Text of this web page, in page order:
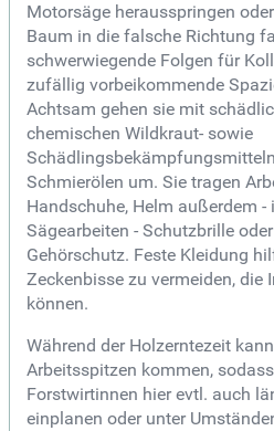
Motorsäge herausspringen
Baum in die falsche Richtung
schwerwiegende Folgen für
zufällig vorbeikommende
Achtsam gehen sie mit
chemischen Wildkraut- sowie
Schmierölen um. Sie tragen
Handschuhe, Helm außerdem -
Sägearbeiten - Schutzbrille
Gehörschutz. Feste Kleidung
Zeckenbisse zu vermeiden, die
können.
Während der Holzerntezeit
Arbeitsspitzen kommen,
Forstwirtinnen hier evtl. auch
einplanen oder unter